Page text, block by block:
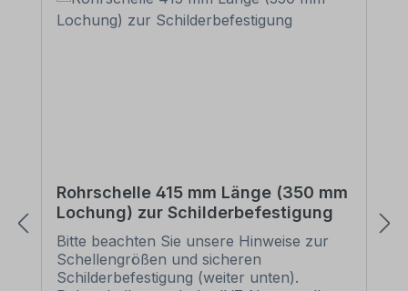
Rohrschelle 415 mm Länge (350 mm
Lochung) zur Schilderbefestigung
Bitte beachten Sie unsere Hinweise zur
Schellengrößen und sicheren
Schilderbefestigung (weiter unten).